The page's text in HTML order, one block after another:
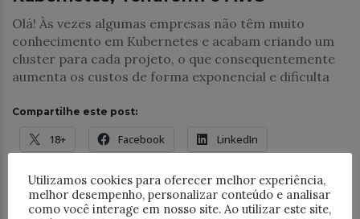
Olá! Às vezes algumas empresas não têm muito
conhecimento em Kubernetes e acabam criando um
cluster para cada projeto, o que consequentemente
aumenta os custos de forma exponencial e dificulta
Compartilhe este post:
18+ Facebook LinkedIn
Threads Telegram
E-mail
Utilizamos cookies para oferecer melhor experiência,
melhor desempenho, personalizar conteúdo e analisar
como você interage em nosso site. Ao utilizar este site,